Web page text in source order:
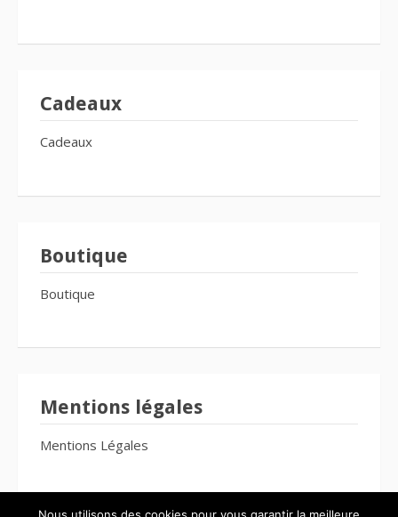
Cadeaux
Cadeaux
Boutique
Boutique
Mentions légales
Mentions Légales